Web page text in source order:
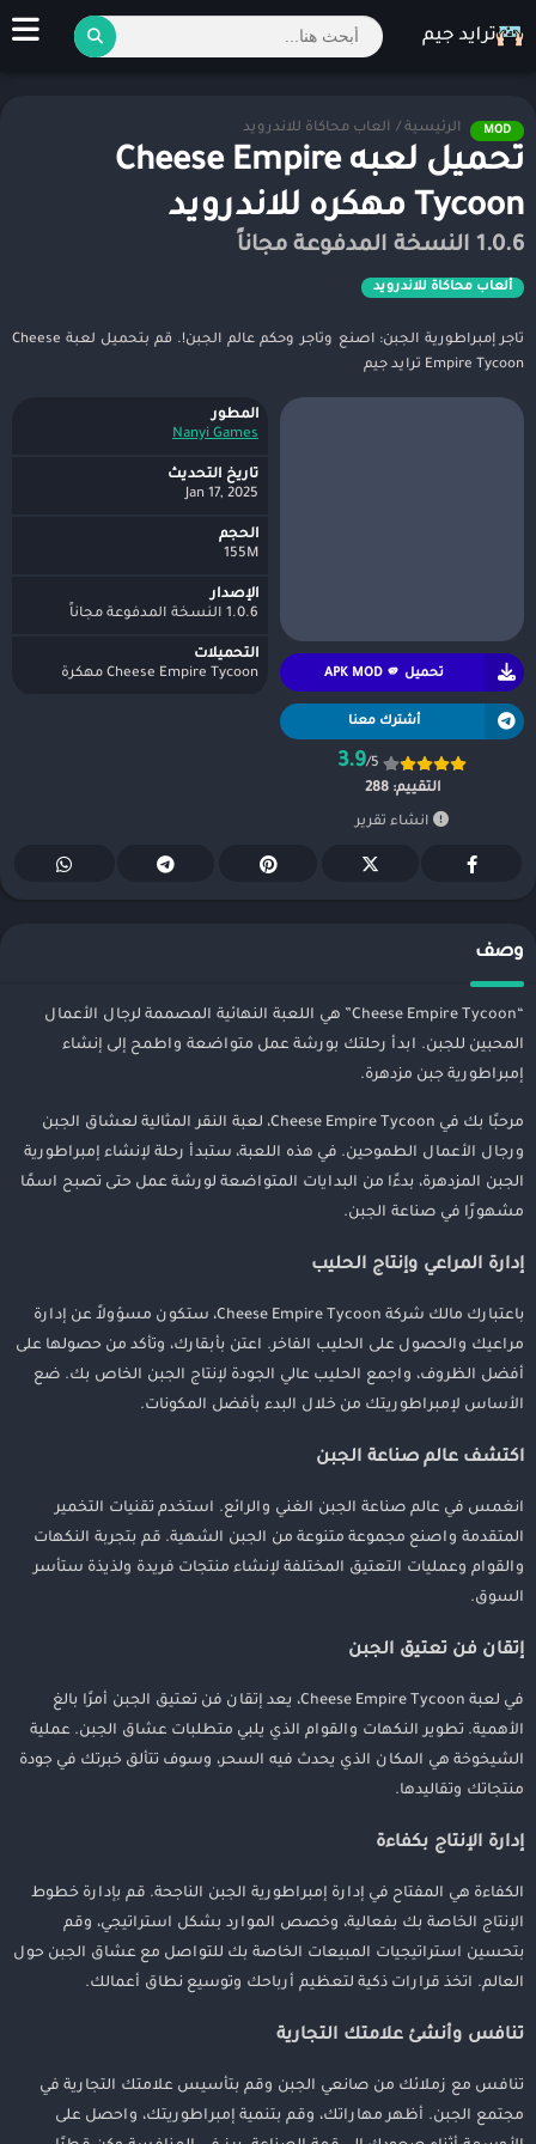
MOD الرئيسية / ألعاب محاكاة للاندرويد
تحميل لعبه Cheese Empire
Tycoon مهكره للاندرويد
1.0.6 النسخة المدفوعة مجاناً
ألعاب محاكاة للاندرويد
تاجر إمبراطورية الجبن: اصنع وتاجر وحكم عالم الجبن!. قم بتحميل لعبة Cheese
Empire Tycoon ترايد جيم
تحميل APK MOD 🫵
أشترك معنا
3.9/5
التقييم:288
انشاء تقرير
المطور
Nanyi Games‏
تاريخ التحديث
Jan 17, 2025
الحجم
155M
الإصدار
1.0.6 النسخة المدفوعة مجاناً
التحميلات
Cheese Empire Tycoon مهكرة
وصف
“Cheese Empire Tycoon” هي اللعبة النهائية المصممة لرجال الأعمال
المحبين للجبن. ابدأ رحلتك بورشة عمل متواضعة واطمح إلى إنشاء
إمبراطورية جبن مزدهرة.
مرحبًا بك في Cheese Empire Tycoon، لعبة النقر المثالية لعشاق الجبن
ورجال الأعمال الطموحين. في هذه اللعبة، ستبدأ رحلة لإنشاء إمبراطورية
الجبن المزدهرة، بدءًا من البدايات المتواضعة لورشة عمل حتى تصبح اسمًا
مشهورًا في صناعة الجبن.
إدارة المراعي وإنتاج الحليب
باعتبارك مالك شركة Cheese Empire Tycoon، ستكون مسؤولاً عن إدارة
مراعيك والحصول على الحليب الفاخر. اعتن بأبقارك، وتأكد من حصولها على
أفضل الظروف، واجمع الحليب عالي الجودة لإنتاج الجبن الخاص بك. ضع
الأساس لإمبراطوريتك من خلال البدء بأفضل المكونات.
اكتشف عالم صناعة الجبن
انغمس في عالم صناعة الجبن الغني والرائع. استخدم تقنيات التخمير
المتقدمة واصنع مجموعة متنوعة من الجبن الشهية. قم بتجربة النكهات
والقوام وعمليات التعتيق المختلفة لإنشاء منتجات فريدة ولذيذة ستأسر
السوق.
إتقان فن تعتيق الجبن
في لعبة Cheese Empire Tycoon، يعد إتقان فن تعتيق الجبن أمرًا بالغ
الأهمية. تطوير النكهات والقوام الذي يلبي متطلبات عشاق الجبن. عملية
الشيخوخة هي المكان الذي يحدث فيه السحر، وسوف تتألق خبرتك في جودة
منتجاتك وتقاليدها.
إدارة الإنتاج بكفاءة
الكفاءة هي المفتاح في إدارة إمبراطورية الجبن الناجحة. قم بإدارة خطوط
الإنتاج الخاصة بك بفعالية، وخصص الموارد بشكل استراتيجي، وقم
بتحسين استراتيجيات المبيعات الخاصة بك للتواصل مع عشاق الجبن حول
العالم. اتخذ قرارات ذكية لتعظيم أرباحك وتوسيع نطاق أعمالك.
تنافس وأنشئ علامتك التجارية
تنافس مع زملائك من صانعي الجبن وقم بتأسيس علامتك التجارية في
مجتمع الجبن. أظهر مهاراتك، وقم بتنمية إمبراطوريتك، واحصل على